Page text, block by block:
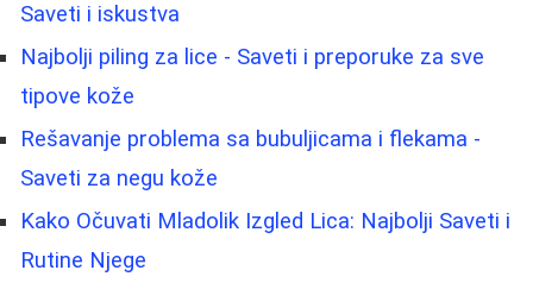
Saveti i iskustva
Najbolji piling za lice - Saveti i preporuke za sve
tipove kože
Rešavanje problema sa bubuljicama i flekama -
Saveti za negu kože
Kako Očuvati Mladolik Izgled Lica: Najbolji Saveti i
Rutine Njege